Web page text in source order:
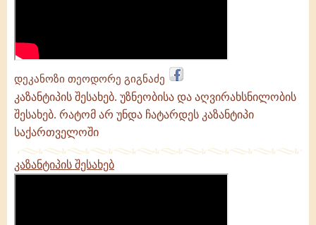
დეკანოზი თეოდორე გიგნაძე
კაზანტიპის შესახებ. უზნეობისა და აღვირახსნილობის
შესახებ. რატომ არ უნდა ჩატარდეს კაზანტიპი
საქართველოში
კაზანტიპის შესახებ